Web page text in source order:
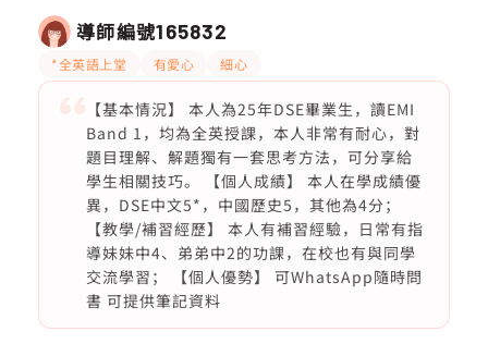
導師編號165832
*全英語上堂 有愛心 細心
【基本情況】 本人為25年DSE畢業生，讀EMI
Band 1，均為全英授課，本人非常有耐心，對
題目理解、解題獨有一套思考方法，可分享給
學生相關技巧。 【個人成績】 本人在學成績優
異，DSE中文5*，中國歷史5，其他為4分；
【教學/補習經歷】 本人有補習經驗，日常有指
導妹妹中4、弟弟中2的功課，在校也有與同學
交流學習； 【個人優勢】 可WhatsApp隨時問
書 可提供筆記資料